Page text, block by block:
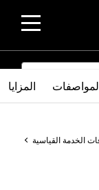
SEARCH
الخدمة القياسية
المزايا